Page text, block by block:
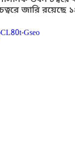
জারি রয়েছে
Gseo